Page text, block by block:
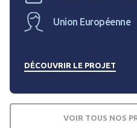
Union Européenne
DÉCOUVRIR LE PROJET
VOIR TOUS NOS